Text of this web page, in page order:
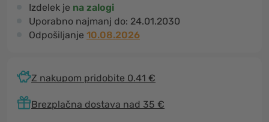
Izdelek je na zalogi
Uporabno najmanj do: 24.01.2030
Odpošiljanje 10.08.2026
Z nakupom pridobite 0.41 €
Brezplačna dostava nad 35 €